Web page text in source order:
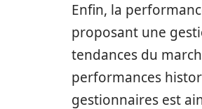
Enfin, la
proposant une
tendances du
performances
gestionnaires est